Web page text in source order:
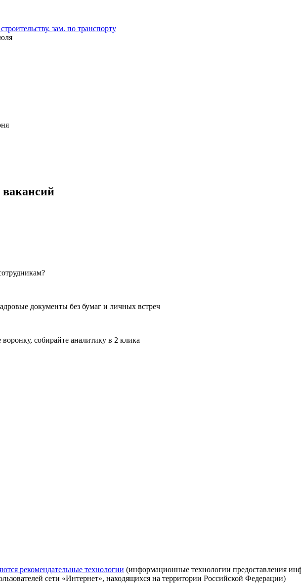
зам. по транспорту
документы без бумаг и личных встреч
собирайте аналитику в 2 клика
рекомендательные технологии (информационные технологии предоставления
сети «Интернет», находящихся на территории Российской Федерации)